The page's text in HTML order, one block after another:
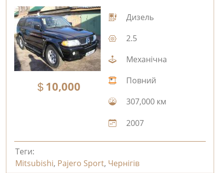
10,000
Дизель
2.5
Механічна
Повний
307,000 км
2007
Теги:
Mitsubishi, Pajero Sport, Чернігів